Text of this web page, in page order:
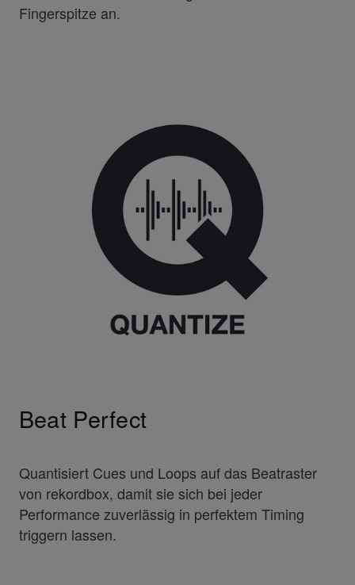
Fingerspitze an.
Beat Perfect
Quantisiert Cues und Loops auf das Beatraster
von rekordbox, damit sie sich bei jeder
Performance zuverlässig in perfektem Timing
triggern lassen.